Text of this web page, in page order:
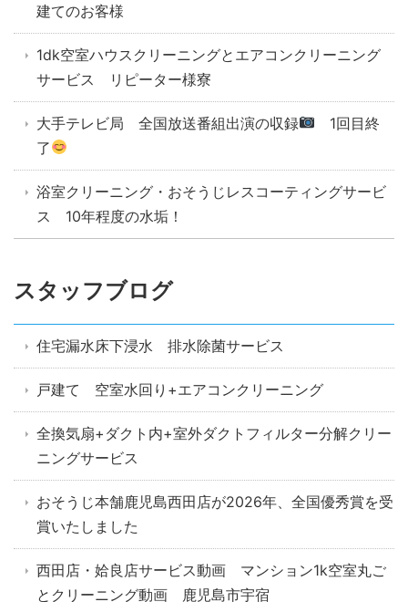
建てのお客様
1dk空室ハウスクリーニングとエアコンクリーニング
サービス リピーター様寮
大手テレビ局 全国放送番組出演の収録
1回目終
了
浴室クリーニング・おそうじレスコーティングサービ
ス 10年程度の水垢！
スタッフブログ
住宅漏水床下浸水 排水除菌サービス
戸建て 空室水回り+エアコンクリーニング
全換気扇+ダクト内+室外ダクトフィルター分解クリー
ニングサービス
おそうじ本舗鹿児島西田店が2026年、全国優秀賞を受
賞いたしました
西田店・姶良店サービス動画 マンション1k空室丸ご
とクリーニング動画 鹿児島市宇宿